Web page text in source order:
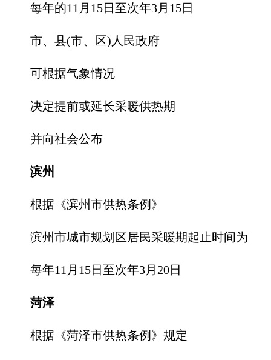
每年的11月15日至次年3月15日
市、县(市、区)人民政府
可根据气象情况
决定提前或延长采暖供热期
并向社会公布
滨州
根据《滨州市供热条例》
滨州市城市规划区居民采暖期起止时间为
每年11月15日至次年3月20日
菏泽
根据《菏泽市供热条例》规定